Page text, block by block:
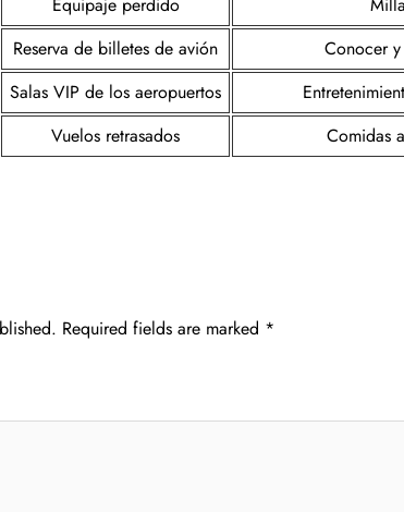
Reserva de billetes de avión
Conocer
Salas VIP de los aeropuertos
Vuelos retrasados Comidas
Required fields are marked *